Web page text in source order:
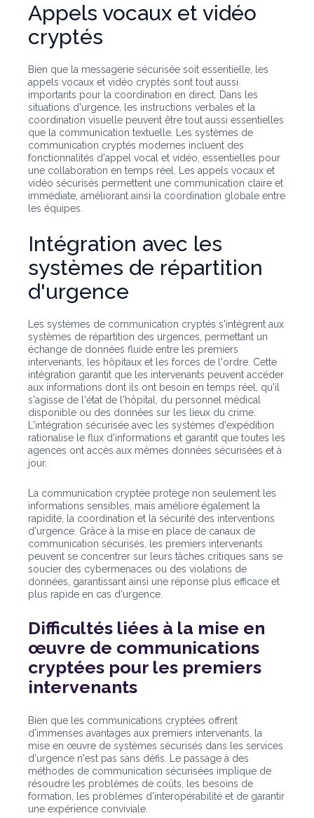
Appels vocaux et vidéo
cryptés
Bien que la messagerie sécurisée soit essentielle, les
appels vocaux et vidéo cryptés sont tout aussi
importants pour la coordination en direct. Dans les
situations d'urgence, les instructions verbales et la
coordination visuelle peuvent être tout aussi essentielles
que la communication textuelle. Les systèmes de
communication cryptés modernes incluent des
fonctionnalités d'appel vocal et vidéo, essentielles pour
une collaboration en temps réel. Les appels vocaux et
vidéo sécurisés permettent une communication claire et
immédiate, améliorant ainsi la coordination globale entre
les équipes.
Intégration avec les
systèmes de répartition
d'urgence
Les systèmes de communication cryptés s'intègrent aux
systèmes de répartition des urgences, permettant un
échange de données fluide entre les premiers
intervenants, les hôpitaux et les forces de l'ordre. Cette
intégration garantit que les intervenants peuvent accéder
aux informations dont ils ont besoin en temps réel, qu'il
s'agisse de l'état de l'hôpital, du personnel médical
disponible ou des données sur les lieux du crime.
L'intégration sécurisée avec les systèmes d'expédition
rationalise le flux d'informations et garantit que toutes les
agences ont accès aux mêmes données sécurisées et à
jour.
La communication cryptée protège non seulement les
informations sensibles, mais améliore également la
rapidité, la coordination et la sécurité des interventions
d'urgence. Grâce à la mise en place de canaux de
communication sécurisés, les premiers intervenants
peuvent se concentrer sur leurs tâches critiques sans se
soucier des cybermenaces ou des violations de
données, garantissant ainsi une réponse plus efficace et
plus rapide en cas d'urgence.
Difficultés liées à la mise en
œuvre de communications
cryptées pour les premiers
intervenants
Bien que les communications cryptées offrent
d'immenses avantages aux premiers intervenants, la
mise en œuvre de systèmes sécurisés dans les services
d'urgence n'est pas sans défis. Le passage à des
méthodes de communication sécurisées implique de
résoudre les problèmes de coûts, les besoins de
formation, les problèmes d'interopérabilité et de garantir
une expérience conviviale.